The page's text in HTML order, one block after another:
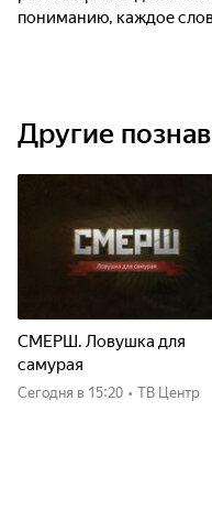
пониманию, каждое
Другие
СМЕРШ. Ловушка для
самурая
Сегодня в 15:20 • ТВ Центр